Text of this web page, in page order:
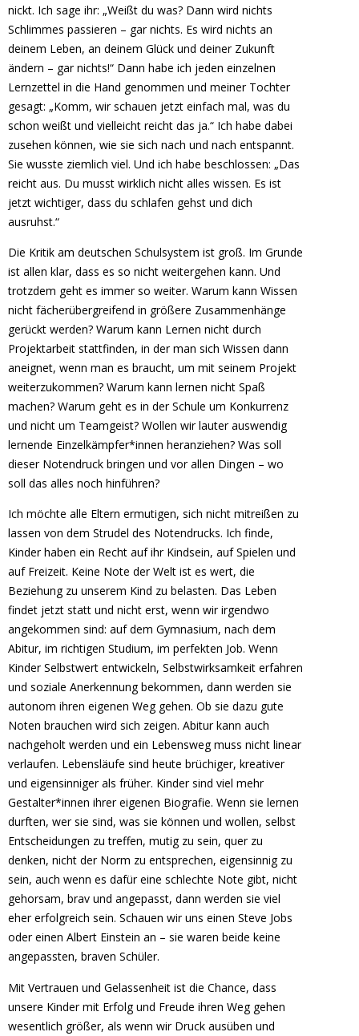
nickt. Ich sage ihr: „Weißt du was? Dann wird nichts
Schlimmes passieren – gar nichts. Es wird nichts an
deinem Leben, an deinem Glück und deiner Zukunft
ändern – gar nichts!“ Dann habe ich jeden einzelnen
Lernzettel in die Hand genommen und meiner Tochter
gesagt: „Komm, wir schauen jetzt einfach mal, was du
schon weißt und vielleicht reicht das ja.“ Ich habe dabei
zusehen können, wie sie sich nach und nach entspannt.
Sie wusste ziemlich viel. Und ich habe beschlossen: „Das
reicht aus. Du musst wirklich nicht alles wissen. Es ist
jetzt wichtiger, dass du schlafen gehst und dich
ausruhst.“
Die Kritik am deutschen Schulsystem ist groß. Im Grunde
ist allen klar, dass es so nicht weitergehen kann. Und
trotzdem geht es immer so weiter. Warum kann Wissen
nicht fächerübergreifend in größere Zusammenhänge
gerückt werden? Warum kann Lernen nicht durch
Projektarbeit stattfinden, in der man sich Wissen dann
aneignet, wenn man es braucht, um mit seinem Projekt
weiterzukommen? Warum kann lernen nicht Spaß
machen? Warum geht es in der Schule um Konkurrenz
und nicht um Teamgeist? Wollen wir lauter auswendig
lernende Einzelkämpfer*innen heranziehen? Was soll
dieser Notendruck bringen und vor allen Dingen – wo
soll das alles noch hinführen?
Ich möchte alle Eltern ermutigen, sich nicht mitreißen zu
lassen von dem Strudel des Notendrucks. Ich finde,
Kinder haben ein Recht auf ihr Kindsein, auf Spielen und
auf Freizeit. Keine Note der Welt ist es wert, die
Beziehung zu unserem Kind zu belasten. Das Leben
findet jetzt statt und nicht erst, wenn wir irgendwo
angekommen sind: auf dem Gymnasium, nach dem
Abitur, im richtigen Studium, im perfekten Job. Wenn
Kinder Selbstwert entwickeln, Selbstwirksamkeit erfahren
und soziale Anerkennung bekommen, dann werden sie
autonom ihren eigenen Weg gehen. Ob sie dazu gute
Noten brauchen wird sich zeigen. Abitur kann auch
nachgeholt werden und ein Lebensweg muss nicht linear
verlaufen. Lebensläufe sind heute brüchiger, kreativer
und eigensinniger als früher. Kinder sind viel mehr
Gestalter*innen ihrer eigenen Biografie. Wenn sie lernen
durften, wer sie sind, was sie können und wollen, selbst
Entscheidungen zu treffen, mutig zu sein, quer zu
denken, nicht der Norm zu entsprechen, eigensinnig zu
sein, auch wenn es dafür eine schlechte Note gibt, nicht
gehorsam, brav und angepasst, dann werden sie viel
eher erfolgreich sein. Schauen wir uns einen Steve Jobs
oder einen Albert Einstein an – sie waren beide keine
angepassten, braven Schüler.
Mit Vertrauen und Gelassenheit ist die Chance, dass
unsere Kinder mit Erfolg und Freude ihren Weg gehen
wesentlich größer, als wenn wir Druck ausüben und